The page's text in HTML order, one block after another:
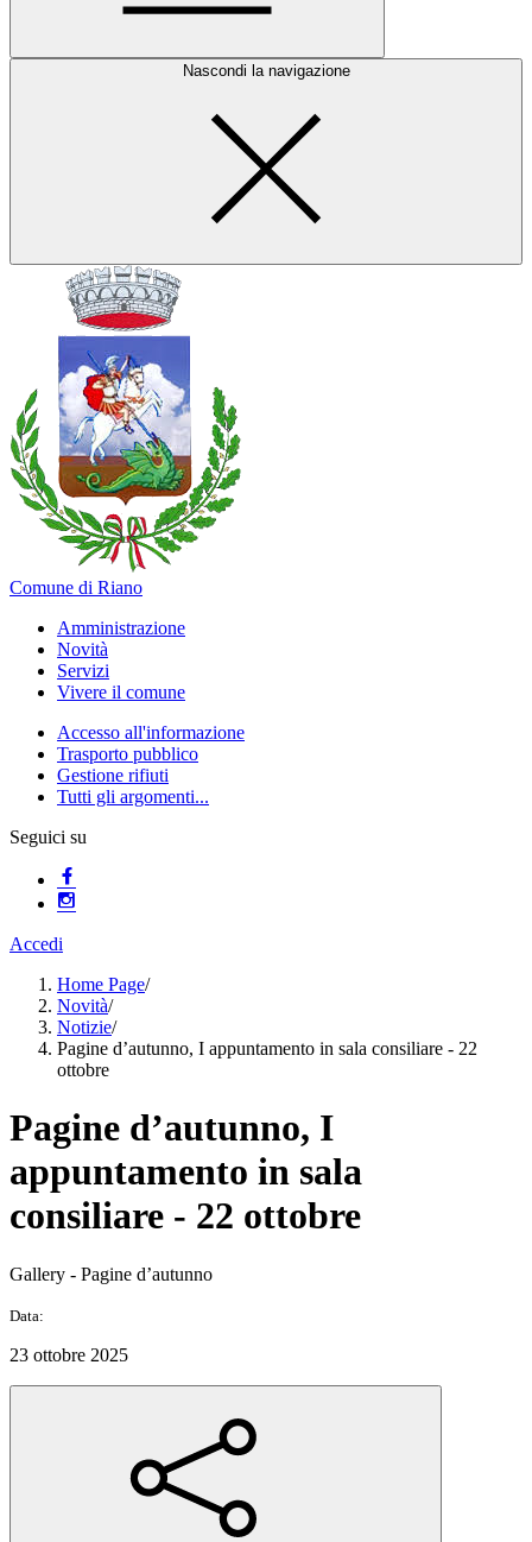
Nascondi la navigazione
Comune di Riano
Amministrazione
Novità
Servizi
Vivere il comune
Accesso all'informazione
Trasporto pubblico
Gestione rifiuti
Tutti gli argomenti...
Seguici su
Accedi
Home Page/
Novità/
Notizie/
Pagine d’autunno, I appuntamento in sala consiliare - 22
ottobre
Pagine d’autunno, I
appuntamento in sala
consiliare - 22 ottobre
Gallery - Pagine d’autunno
Data:
23 ottobre 2025